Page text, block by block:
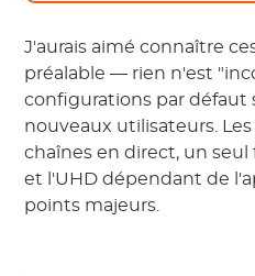
J'aurais aimé connaître
préalable — rien n'est
configurations par défaut
nouveaux utilisateurs.
chaînes en direct, un seul
et l'UHD dépendant de
points majeurs.